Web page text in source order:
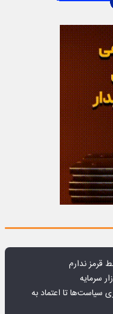
قرمز ندارم
سرمایه
سیاست‌ها تا اعتماد به